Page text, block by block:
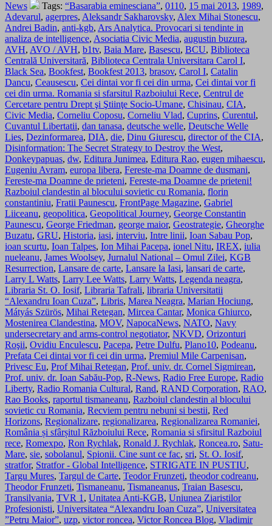
News
Tags: “Basarabia eminesciana”, 0110, 15 mai 2013, 1989,
Adevarul, agerpres, Aleksandr Sakharovsky, Alex Mihai Stonescu,
Andrei Badin, anti-kgb, Ars Analytica. Provocari si tendinte in
analiza de intelligence, Asociatia Civic Media, augustin buzura,
AVH, AVO / AVH, b1tv, Baia Mare, Basescu, BCU, Biblioteca
Centrală Universitară, Biblioteca Centrala Universitara Carol I,
Black Sea, Bookfest, Bookfest 2013, brasov, Carol I, Catalin
Dancu, Ceausescu, Cei dintai vor fi cei din urma, Cei dintai vor fi
cei din urma. Romania si sfarsitul Razboiului Rece, Centrul de
Cercetare pentru Drept şi Ştiinţe Socio-Umane, Chisinau, CIA,
Civic Media, Corneliu Coposu, Corneliu Vlad, Cuprins, Curentul,
Cuvantul Libertatii, dan tanasa, deutsche welle, Deutsche Welle
Lies, Dezinformarea, DIA, die, Dinu Giurescu, director of the CIA,
Disinformation: The Secret Strategy to Destroy the West,
Donkeypapuas, dw, Editura Junimea, Editura Rao, eugen mihaescu,
Eugeniu Avram, europa libera, Fereste-ma Doamne de dusmani,
Fereste-ma Doamne de prieteni, Fereste-ma Doamne de prieteni!
Razboiul clandestin al blocului sovietic cu Romania, florin
constantiniu, Fratii Paunescu, FrontPage Magazine, Gabriel
Liiceanu, geopolitica, Geopolitical Journey, George Constantin
Paunescu, George Friedman, george maior, Geostrategie, Gheorghe
Buzatu, GRU, Historia, iasi, interviu, Intre linii, Ioan Sabau Pop,
ioan scurtu, Ioan Talpes, Ion Mihai Pacepa, ionel Nitu, IREX, iulia
nueleanu, James Woolsey, Jurnalul National – Omul Zilei, KGB
Resurrection, Lansare de carte, Lansare la Iasi, lansari de carte,
Larry L Watts, Larry Lee Watts, Larry Watts, Legenda neagra,
Libraria St. O. Iosif, Libraria Tafrali, libraria Universitatii
“Alexandru Ioan Cuza”, Libris, Marea Neagra, Marian Hociung,
Mátyás Szürös, Mihai Retegan, Mircea Cantar, Monica Ghiurco,
Mostenirea Clandestina, MOV, NapocaNews, NATO, Navy
undersecretary and arms-control negotiator, NKVD, Orizonturi
Roşii, Ovidiu Enculescu, Pacepa, Petre Dulfu, Plano10, Podeanu,
Prefata Cei dintai vor fi cei din urma, Premiul Mile Carpenisan,
Privesc Eu, Prof Mihai Retegan, Prof. univ. dr. Cornel Sigmirean,
Prof. univ. dr. Ioan Sabău-Pop, R-News, Radio Free Europe, Radio
Liberty, Radio Romania Cultural, Rand, RAND Corporation, RAO,
Rao Books, raportul tismaneanu, Razboiul clandestin al blocului
sovietic cu Romania, Recviem pentru nebuni si bestii, Red
Horizons, Regionalizare, regionalizarea, Regionalizarea Romaniei,
România și sfârșitul Războiului Rece, Romania si sfirsitul Razboiul
rece, Romexpo, Ron Rychlak, Ronald J. Rychlak, Roncea.ro, Satu-
Mare, sie, sobolanul, Spionii. Cine sunt ce fac, sri, St. O. Iosif,
stratfor, Stratfor - Global Intelligence, STRIGATE IN PUSTIU,
Targu Mures, Targul de Carte, Teodor Frunzeti, theodor codreanu,
Theodor Frunzeti, Tismaneanu, Tismaneanus, Traian Basescu,
Transilvania, TVR 1 , Unitatea Anti-KGB, Uniunea Ziaristilor
Profesionisti, Universitatea “Alexandru Ioan Cuza”, Universitatea
”Petru Maior”, uzp, victor roncea, Victor Roncea Blog, Vladimir